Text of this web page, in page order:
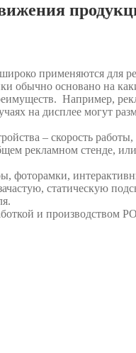
применяются для
обычно основано на
Например,
на дисплее могут
– скорость
рекламном стенде,
фоторамки,
статическую
и производством